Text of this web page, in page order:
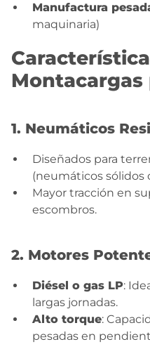
Manufactura
maquinaria)
Montacargas
1. Neumáticos
Diseñados para
(neumáticos sólidos
Mayor tracción en
escombros.
2. Motores
Diésel o gas LP:
largas jornadas.
Alto torque:
pesadas en